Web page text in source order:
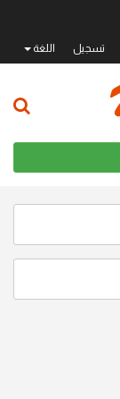
تسجيل اللغة